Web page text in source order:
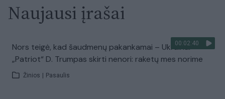
Naujausi įrašai
00:02:40
Nors teigė, kad šaudmenų pakankamai – Ukrainai
„Patriot“ D. Trumpas skirti nenori: raketų mes norime
Žinios Pasaulis